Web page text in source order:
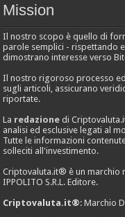
Mission
Il nostro scopo è quello di
parole semplici - rispettando
dimostrano interesse verso
Il nostro rigoroso processo
sugli articoli, assicurano
riportate.
La redazione di
analisi ed esclusive legati al
Tutte le informazioni
solleciti all'investimento.
Criptovaluta.it® è un marchio
IPPOLITO S.R.L. Editore.
Criptovaluta.it®: Marchio